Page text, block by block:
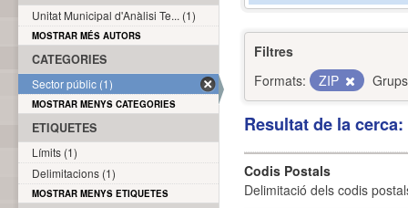
Filtres
Formats:
ZIP
Resultat de la
Codis Postals
Delimitació dels codis
Unitat Municipal d'Anàlisi Te... (1)
MOSTRAR MÉS AUTORS
CATEGORIES
Sector públic (1)
MOSTRAR MENYS CATEGORIES
ETIQUETES
Límits (1)
Delimitacions (1)
MOSTRAR MENYS ETIQUETES